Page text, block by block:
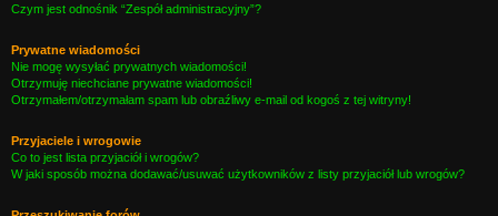
Czym jest odnośnik “Zespół administracyjny”?
Prywatne wiadomości
Nie mogę wysyłać prywatnych wiadomości!
Otrzymuję niechciane prywatne wiadomości!
Otrzymałem/otrzymałam spam lub obraźliwy e-mail od kogoś z tej witryny!
Przyjaciele i wrogowie
Co to jest lista przyjaciół i wrogów?
W jaki sposób można dodawać/usuwać użytkowników z listy przyjaciół lub wrogów?